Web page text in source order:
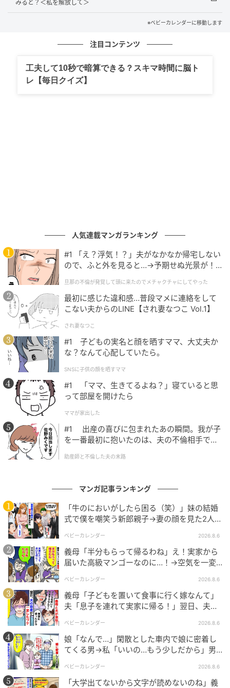
帰宅後、私は彼に「結婚のことはまず2人で話し合って
決めたい」と気持ちを伝えました。彼も状況を重く受
け止め、ご両親に「2人の意思を尊重してほしい」と話
してくれることに。その後、私たちの対応に納得でき
なかったのか、数カ月ほど彼のご両親から連絡がこな
い時期が続きましたが、時間を置いて少しずつ話し合
えるようになりました。
最終的には、彼を通じて私たちの考えを伝え、義実家
とは無理のない距離感を保つことにしました。この経
験を通して、円満な関係を築くためには、相手の家族
ともきちんと境界線を持つことが大切なのだと実感し
ました。また、いざというときに彼が自分の味方にな
ってくれるかどうかも、結婚を考えるうえで大切なポ
イントだと学んだ出来事です。
著者：山村愛／30代女性・真面目な会社員です。義実
作画：おみき
※ベビーカレンダーが独自に実施したアンケートで集
めた読者様の体験談をもとに記事化しています（回答
時期：2026年4月）
ムーンカレンダー編集室では、女性の体を知って、毎
月をもっとラクに快適に、女性の一生をサポートする
記事を配信しています。すべての女性の毎日がもっと
ラクに楽しくなりますように！
著者・イラスト制作者：マンガ家・イラストレーター
おみき
ベビーカレンダー編集部／ムーンカレンダー編集室
みると？＜私を解放して＞
※ベビーカレンダーに移動します
注目コンテンツ
工夫して10秒で暗算できる？スキマ時間に脳ト
レ【毎日クイズ】
人気連載マンガランキング
#1 「え？浮気！？」夫がなかなか帰宅しない
ので、ふと外を見ると…→予期せぬ光景が！
クチャにしてやった
旦那の不倫が発覚して頭に来たのでメチャクチャにしてやった
最初に感じた違和感…普段マメに連絡をして
こない夫からのLINE【され妻なつこ Vol.1】
され妻なつこ
#1 子どもの実名と顔を晒すママ、大丈夫か
な？なんて心配していたら。
SNSに子供の顔を晒すママ
#1 「ママ、生きてるよね？」寝ていると思
って部屋を開けたら
ママが家出した
#1 出産の喜びに包まれたあの瞬間。我が子
を一番最初に抱いたのは、夫の不倫相手でし
助産師と不倫した夫の末路
マンガ記事ランキング
「牛のにおいがしたら困る（笑）」妹の結婚
式で僕を嘲笑う新郎親子→妻の顔を見た2人が
ベビーカレンダー 2026.8.6
義母「半分もらって帰るわね」え！実家から
届いた高級マンゴーなのに…！→空気を一変
ベビーカレンダー 2026.8.6
義母「子どもを置いて食事に行く嫁なんて」
夫「息子を連れて実家に帰る！」翌日、夫が
ベビーカレンダー 2026.8.6
娘「なんで…」閑散とした車内で娘に密着し
てくる男→私「いいの…もう少しだから」男
ベビーカレンダー 2026.8.6
「大学出てないから文字が読めないのね」義